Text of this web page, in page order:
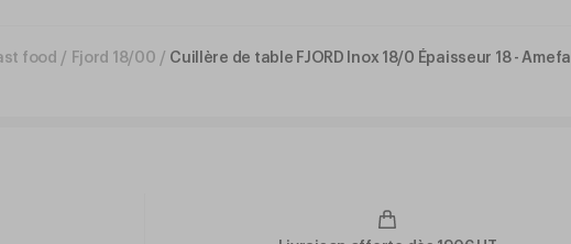
food / Fjord 18/00 / Cuillère de table FJORD Inox 18/0 Épaisseur 18 - Amefa